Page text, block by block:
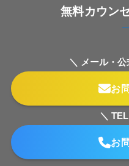
無料カウン
＼ メール・
お
＼
お